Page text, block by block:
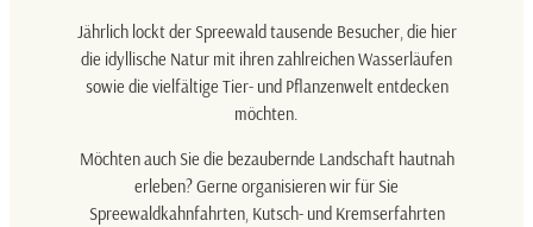
Jährlich lockt der Spreewald tausende Besucher, die hier
die idyllische Natur mit ihren zahlreichen Wasserläufen
sowie die vielfältige Tier- und Pflanzenwelt entdecken
möchten.
Möchten auch Sie die bezaubernde Landschaft hautnah
erleben? Gerne organisieren wir für Sie
Spreewaldkahnfahrten, Kutsch- und Kremserfahrten